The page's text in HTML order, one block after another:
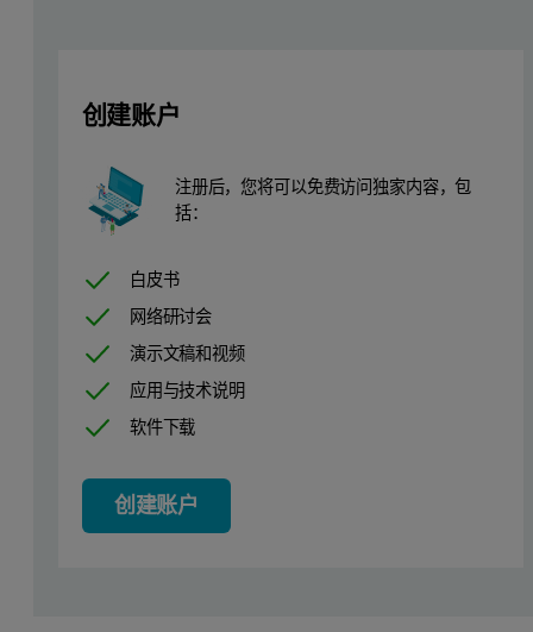
创建账户
注册后，您将可以免费访问独家内容，包
括：
白皮书
网络研讨会
演示文稿和视频
应用与技术说明
软件下载
创建账户